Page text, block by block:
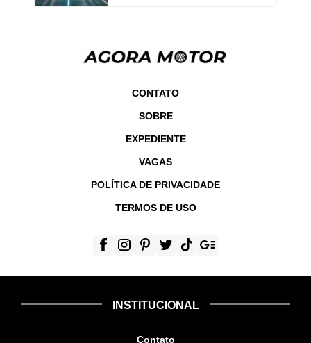
CONTATO
SOBRE
EXPEDIENTE
VAGAS
POLÍTICA DE PRIVACIDADE
TERMOS DE USO
INSTITUCIONAL
Contato